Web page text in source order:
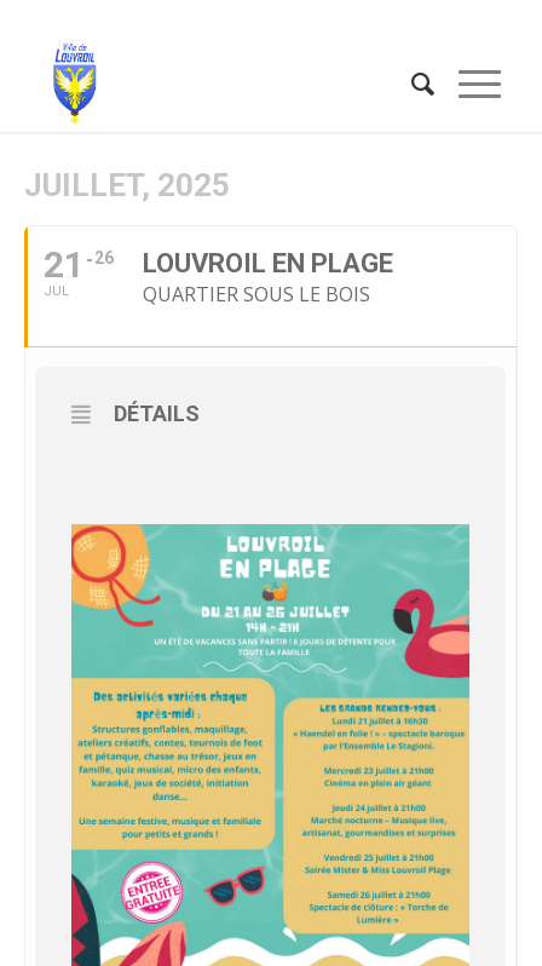
JUILLET, 2025
21
JUL
26 LOUVROIL EN PLAGE
QUARTIER SOUS LE BOIS
DÉTAILS